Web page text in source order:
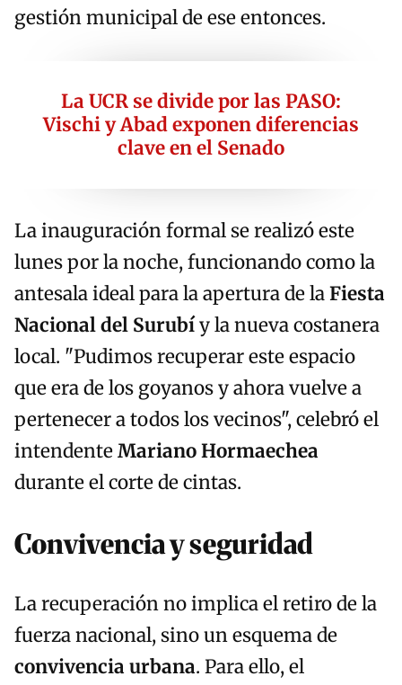
gestión municipal de ese entonces.
La UCR se divide por las PASO:
Vischi y Abad exponen diferencias
clave en el Senado
La inauguración formal se realizó este
lunes por la noche, funcionando como la
antesala ideal para la apertura de laFiesta
Nacional del Surubíy la nueva costanera
local. "Pudimos recuperar este espacio
que era de los goyanos y ahora vuelve a
pertenecer a todos los vecinos", celebró el
intendenteMariano Hormaechea
durante el corte de cintas.
Convivencia y seguridad
La recuperación no implica el retiro de la
fuerza nacional, sino un esquema de
convivencia urbana. Para ello, el